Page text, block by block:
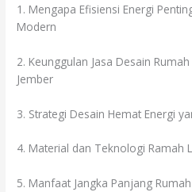
1. Mengapa Efisiensi Energi
Modern
2. Keunggulan Jasa Desain
Jember
3. Strategi Desain Hemat Energi
4. Material dan Teknologi Ramah
5. Manfaat Jangka Panjang